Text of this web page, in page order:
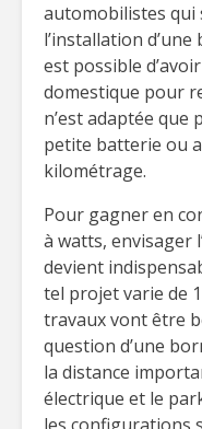
automobilistes qui
l’installation
est possible
domestique pour
n’est adaptée que
petite batterie ou
kilométrage.
Pour gagner en
à watts, envisager
devient
tel projet varie de
travaux vont être
question d’une
la distance
électrique et le